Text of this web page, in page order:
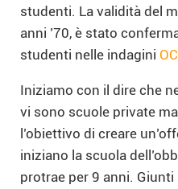
studenti. La validità del
anni ’70, è stato
studenti nelle indagini
Iniziamo con il dire che
vi sono scuole private
l’obiettivo di creare
iniziano la scuola
protrae per 9 anni.